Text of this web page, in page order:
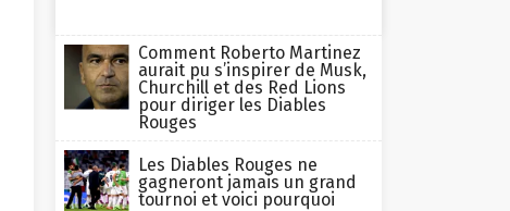
Comment Roberto Martinez
aurait pu s’inspirer de Musk,
Churchill et des Red Lions
pour diriger les Diables
Rouges
Les Diables Rouges ne
gagneront jamais un grand
tournoi et voici pourquoi